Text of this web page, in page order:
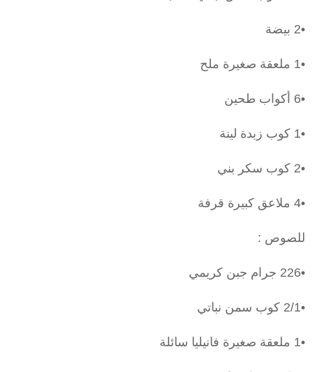
•2 بيضة
•1 ملعقة صغيرة ملح
•6 أكواب طحين
•1 كوب زبدة لينة
•2 كوب سكر بني
•4 ملاعق كبيرة قرفة
للصوص :
•226 جرام جبن كريمي
•2/1 كوب سمن نباتي
•1 ملعقة صغيرة فانيليا سائلة